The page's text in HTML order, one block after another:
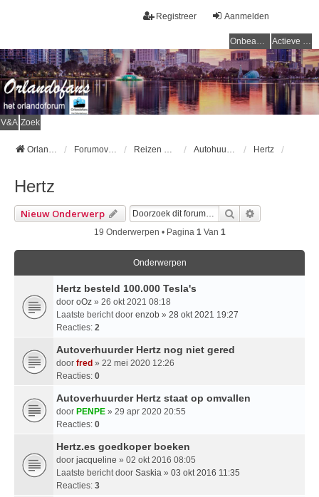
Aanmelden
Registreer
Onbeantwoorde onderwerpen Actieve onderwerpen
V&A Zoek
Orlandofans Homepage Forumoverzicht Reizen & vervoer Autohuur & Openbaar vervoer Hertz
Hertz
Nieuw Onderwerp Zoek
19 Onderwerpen • Pagina 1Van 1
Onderwerpen
Hertz besteld 100.000 Tesla's
door oOz » 26 okt 2021 08:18
Laatste bericht door enzob » 28 okt 2021 19:27
Reacties: 2
Autoverhuurder Hertz nog niet gered
door fred » 22 mei 2020 12:26
Reacties: 0
Autoverhuurder Hertz staat op omvallen
door PENPE » 29 apr 2020 20:55
Reacties: 0
Hertz.es goedkoper boeken
door jacqueline » 02 okt 2016 08:05
Laatste bericht door Saskia » 03 okt 2016 11:35
Reacties: 3